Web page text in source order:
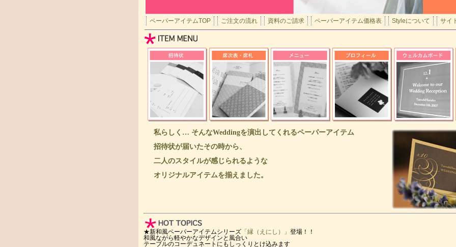
ペーパーアイテムTOP ご注文の流れ 資料のご請求 ペーパーアイテム価格表 Styleについて サイ
私らしく… そんなWeddingを演出してくれるペーパーアイテム
招待状が届いたその時から、
二人のスタイルが感じられるような
オリジナルアイテムを揃えました。
★新和風ペーパーアイテムシリーズ 「縁（えにし）」 登場！！
和風ながら軽やかなデザインと風合い
テーブルのコーデュネートにもしっくりとけ込みます